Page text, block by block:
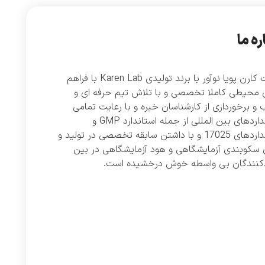
ما
شرکت کارن پویا نوآور با برند تولیدی Karen Lab با فراهم
محیطی کاملا تخصصی و با تلاش تیم حرفه ای و
برخورداری از کارشناسان خبره و با رعایت تمامی
استانداردهای بین المللی از جمله استاندارد GMP و
استانداردهای 17025 و با داشتن سابقه تخصصی در تولید و
سکوبندی آزمایشگاهی و هود آزمایشگاهی در بین
بی واسطه خوش درخشیده است.